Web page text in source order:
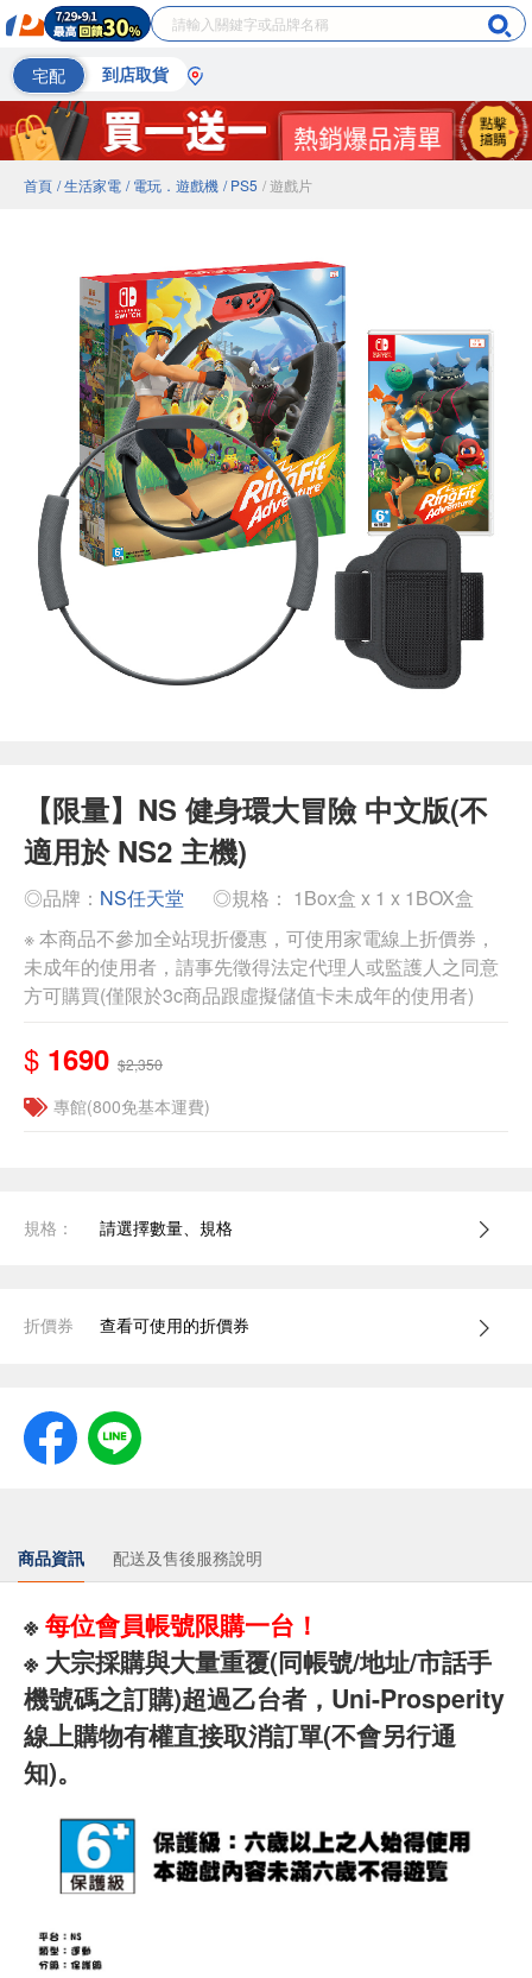
宅配 到店取貨
首頁 / 生活家電 / 電玩．遊戲機 / PS5 / 遊戲片
【限量】NS 健身環大冒險 中文版(不
適用於 NS2 主機)
◎品牌： NS任天堂
◎規格： 1Box盒 x 1 x 1BOX盒
※ 本商品不參加全站現折優惠，可使用家電線上折價券，
未成年的使用者，請事先徵得法定代理人或監護人之同意
方可購買(僅限於3c商品跟虛擬儲值卡未成年的使用者)
$ 1690 $2,350
專館(800免基本運費)
規格： 請選擇數量、規格
折價券 查看可使用的折價券
商品資訊 配送及售後服務說明
※每位會員帳號限購一台！
※ 大宗採購與大量重覆(同帳號/地址/市話手
機號碼之訂購)超過乙台者，Uni-Prosperity
線上購物有權直接取消訂單(不會另行通
知)。